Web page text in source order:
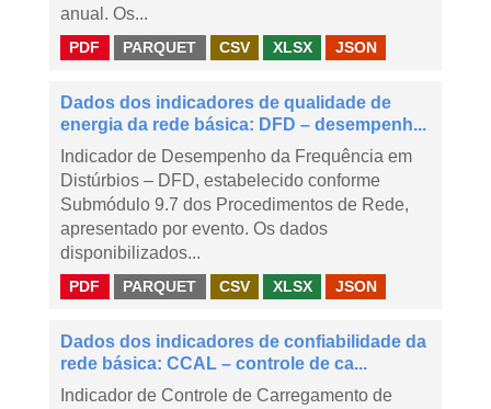
anual. Os...
PDF PARQUET CSV XLSX JSON
Dados dos indicadores de qualidade de
energia da rede básica: DFD – desempenh...
Indicador de Desempenho da Frequência em
Distúrbios – DFD, estabelecido conforme
Submódulo 9.7 dos Procedimentos de Rede,
apresentado por evento. Os dados
disponibilizados...
PDF PARQUET CSV XLSX JSON
Dados dos indicadores de confiabilidade da
rede básica: CCAL – controle de ca...
Indicador de Controle de Carregamento de